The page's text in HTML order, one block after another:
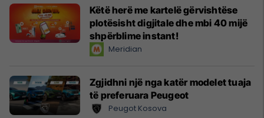
Këtë herë me kartelë gërvishtëse
plotësisht digjitale dhe mbi 40 mijë
shpërblime instant!
Meridian
Zgjidhni një nga katër modelet tuaja
të preferuara Peugeot
Peugot Kosova